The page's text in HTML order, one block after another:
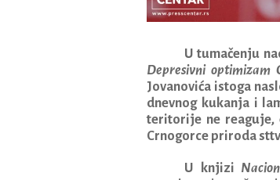
U tumačenju
Depresivni optimizam
Jovanovića istoga
dnevnog kukanja i
teritorije ne reaguje,
Crnogorce priroda
U knjizi